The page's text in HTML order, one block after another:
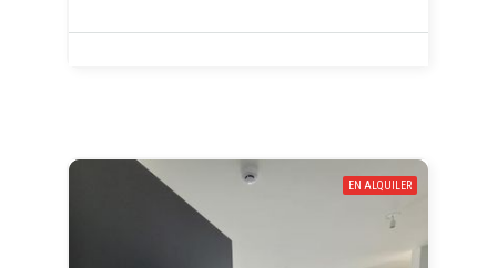
EN ALQUILER